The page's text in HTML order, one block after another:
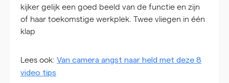
kijker gelijk een goed beeld van de functie en zijn
of haar toekomstige werkplek. Twee vliegen in één
klap
Lees ook: Van camera angst naar held met deze 8
video tips